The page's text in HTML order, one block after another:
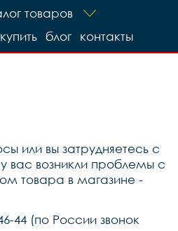
товаров
контакты
блог
или вы затрудняетесь с
вас возникли проблемы с
товара в магазине -
44 (по России звонок